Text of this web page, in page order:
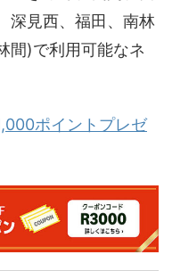
深見西、福田、南林
間)で利用可能なネ
ポイントプレゼ